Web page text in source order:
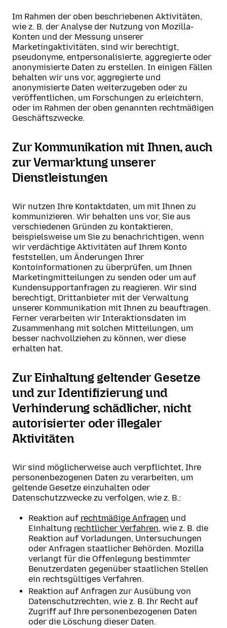
Im Rahmen der oben beschriebenen Aktivitäten,
wie z. B. der Analyse der Nutzung von Mozilla-
Konten und der Messung unserer
Marketingaktivitäten, sind wir berechtigt,
pseudonyme, entpersonalisierte, aggregierte oder
anonymisierte Daten zu erstellen. In einigen Fällen
behalten wir uns vor, aggregierte und
anonymisierte Daten weiterzugeben oder zu
veröffentlichen, um Forschungen zu erleichtern,
oder im Rahmen der oben genannten rechtmäßigen
Geschäftszwecke.
Zur Kommunikation mit Ihnen, auch
zur Vermarktung unserer
Dienstleistungen
Wir nutzen Ihre Kontaktdaten, um mit Ihnen zu
kommunizieren. Wir behalten uns vor, Sie aus
verschiedenen Gründen zu kontaktieren,
beispielsweise um Sie zu benachrichtigen, wenn
wir verdächtige Aktivitäten auf Ihrem Konto
feststellen, um Änderungen Ihrer
Kontoinformationen zu überprüfen, um Ihnen
Marketingmitteilungen zu senden oder um auf
Kundensupportanfragen zu reagieren. Wir sind
berechtigt, Drittanbieter mit der Verwaltung
unserer Kommunikation mit Ihnen zu beauftragen.
Ferner verarbeiten wir Interaktionsdaten im
Zusammenhang mit solchen Mitteilungen, um
besser nachvollziehen zu können, wer diese
erhalten hat.
Zur Einhaltung geltender Gesetze
und zur Identifizierung und
Verhinderung schädlicher, nicht
autorisierter oder illegaler
Aktivitäten
Wir sind möglicherweise auch verpflichtet, Ihre
personenbezogenen Daten zu verarbeiten, um
geltende Gesetze einzuhalten oder
Datenschutzzwecke zu verfolgen, wie z. B.:
Reaktion auf rechtmäßige Anfragen und
Einhaltung rechtlicher Verfahren, wie z. B. die
Reaktion auf Vorladungen, Untersuchungen
oder Anfragen staatlicher Behörden. Mozilla
verlangt für die Offenlegung bestimmter
Benutzerdaten gegenüber staatlichen Stellen
ein rechtsgültiges Verfahren.
Reaktion auf Anfragen zur Ausübung von
Datenschutzrechten, wie z. B. Ihr Recht auf
Zugriff auf Ihre personenbezogenen Daten
oder die Löschung dieser Daten.